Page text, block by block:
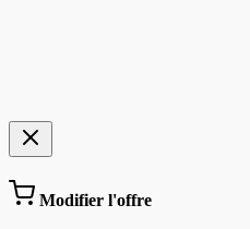
Modifier l'offre